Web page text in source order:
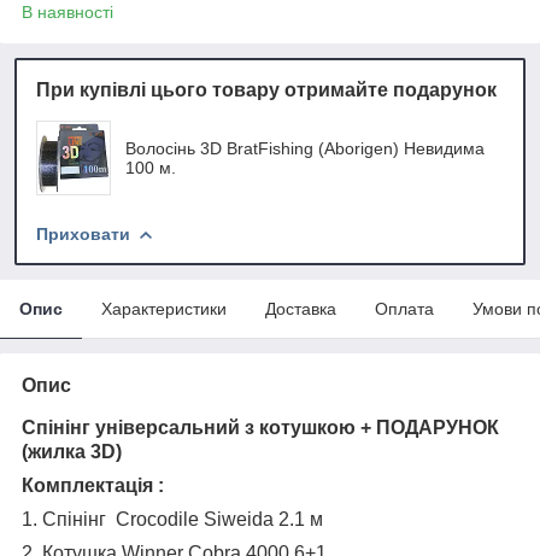
В наявності
При купівлі цього товару отримайте подарунок
Волосінь 3D BratFishing (Aborigen) Невидима
100 м.
Приховати
Опис Характеристики Доставка Оплата Умови
Опис
Спінінг універсальний з котушкою + ПОДАРУНОК
(жилка 3D)
Комплектація :
1. Спінінг Crocodile Siweida 2.1 м